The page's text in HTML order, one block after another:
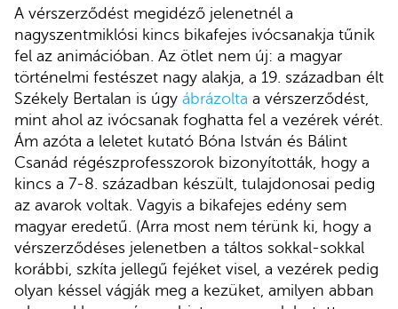
A vérszerződést megidéző jelenetnél a
nagyszentmiklósi kincs bikafejes ivócsanakja tűnik
fel az animációban. Az ötlet nem új: a magyar
történelmi festészet nagy alakja, a 19. században élt
Székely Bertalan is úgy ábrázolta a vérszerződést,
mint ahol az ivócsanak foghatta fel a vezérek vérét.
Ám azóta a leletet kutató Bóna István és Bálint
Csanád régészprofesszorok bizonyították, hogy a
kincs a 7-8. században készült, tulajdonosai pedig
az avarok voltak. Vagyis a bikafejes edény sem
magyar eredetű. (Arra most nem térünk ki, hogy a
vérszerződéses jelenetben a táltos sokkal-sokkal
korábbi, szkíta jellegű fejéket visel, a vezérek pedig
olyan késsel vágják meg a kezüket, amilyen abban